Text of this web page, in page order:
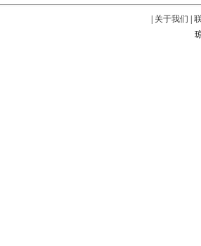
关于我们